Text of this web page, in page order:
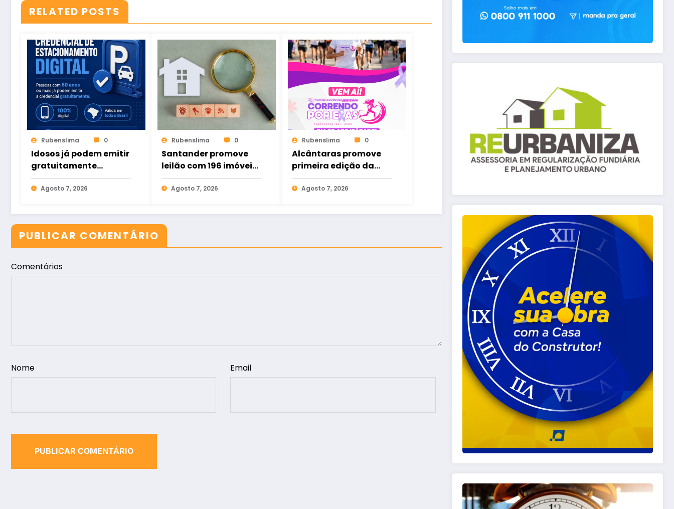
RELATED POSTS
Rubenslima 0
Idosos já podem emitir
gratuitamente
credencial digital de
estacionamento
Agosto 7, 2026
Rubenslima 0
Santander promove
leilão com 196 imóveis;
há ofertas no Ceará
Agosto 7, 2026
Rubenslima 0
Alcântaras promove
primeira edição da
corrida e caminhada
“Correndo por Elas”
Agosto 7, 2026
PUBLICAR COMENTÁRIO
Comentários
Nome Email